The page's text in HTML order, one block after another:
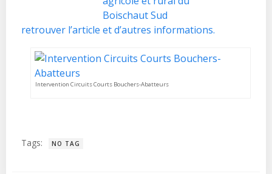
retrouver l’article et d’autres informations.
Intervention Circuits Courts Bouchers-Abatteurs
Tags: NO TAG